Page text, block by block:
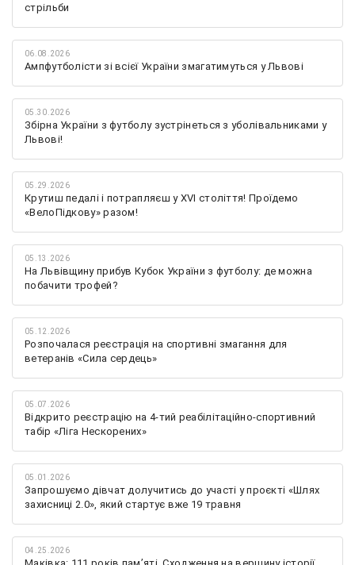
стрільби
06.08.2026
Ампфутболісти зі всієї України змагатимуться у Львові
05.30.2026
Збірна України з футболу зустрінеться з уболівальниками у
Львові!
05.29.2026
Крутиш педалі і потрапляєш у XVI століття! Проїдемо
«ВелоПідкову» разом!
05.13.2026
На Львівщину прибув Кубок України з футболу: де можна
побачити трофей?
05.12.2026
Розпочалася реєстрація на спортивні змагання для
ветеранів «Сила сердець»
05.07.2026
Відкрито реєстрацію на 4-тий реабілітаційно-спортивний
табір «Ліга Нескорених»
05.01.2026
Запрошуємо дівчат долучитись до участі у проєкті «Шлях
захисниці 2.0», який стартує вже 19 травня
04.25.2026